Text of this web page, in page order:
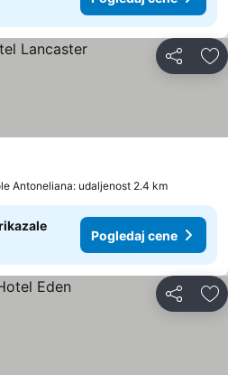
Deli
Antoneliana: udaljenost 2.4 km
Pogledaj cene
Deli